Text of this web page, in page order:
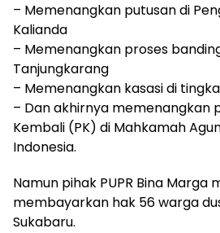
– Memenangkan putusan di
Kalianda
– Memenangkan proses
Tanjungkarang
– Memenangkan kasasi di
– Dan akhirnya memenangkan
Kembali (PK) di Mahkamah
Indonesia.
Namun pihak PUPR Bina Marga
membayarkan hak 56 warga
Sukabaru.